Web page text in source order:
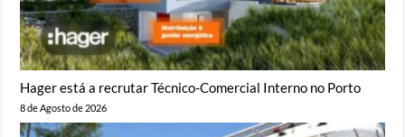
Hager está a recrutar Técnico-Comercial Interno no Porto
8 de Agosto de 2026